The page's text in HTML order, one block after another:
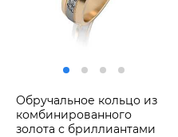
Обручальное кольцо из
комбинированного
золота с бриллиантами